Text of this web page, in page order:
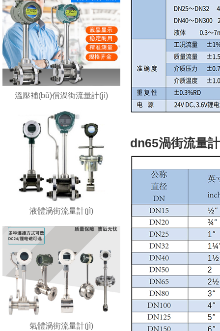
溫壓補(bǔ)償渦街流量計(jì)
液體渦街流量計(jì)
氣體渦街流量計(jì)
dn65渦街流量